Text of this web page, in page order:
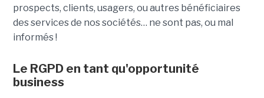
prospects, clients, usagers, ou autres bénéficiaires
des services de nos sociétés… ne sont pas, ou mal
informés !
Le RGPD en tant qu'opportunité
business